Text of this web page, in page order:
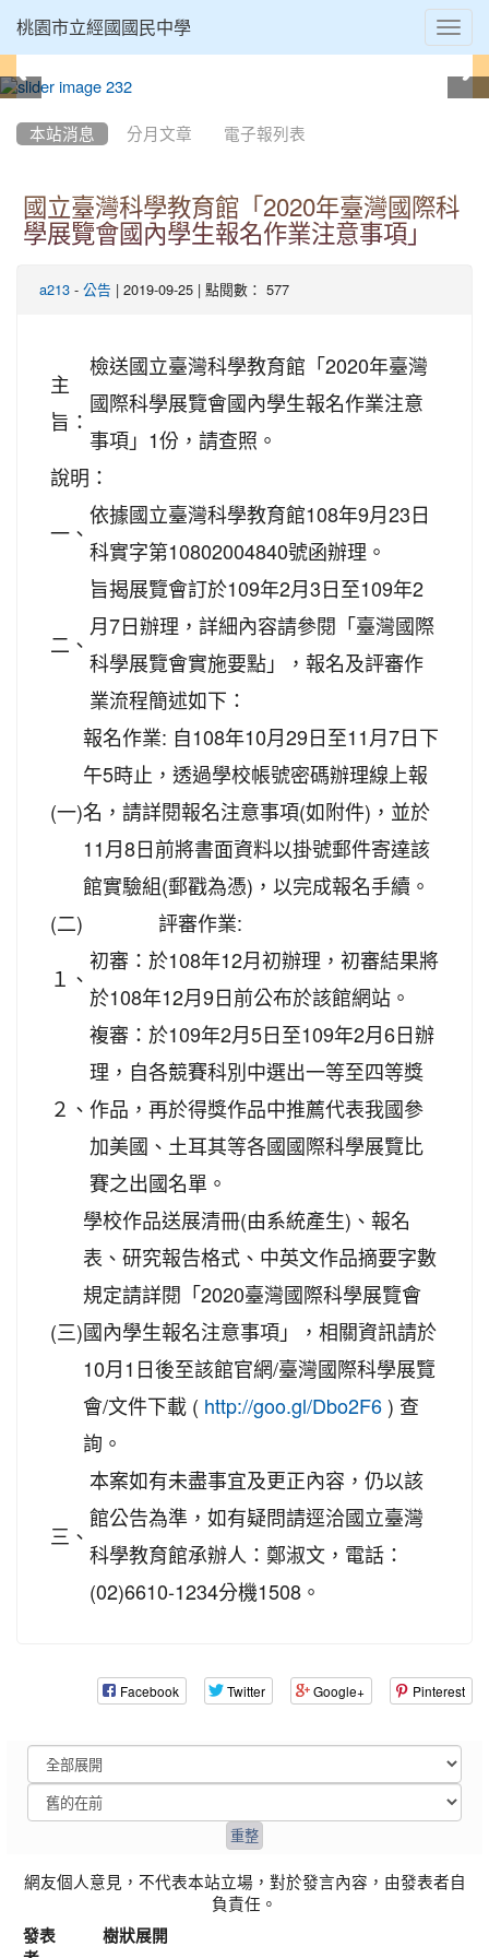
桃園市立經國國民中學
本站消息 分月文章 電子報列表
國立臺灣科學教育館「2020年臺灣國際科
學展覽會國內學生報名作業注意事項」
a213 - 公告 | 2019-09-25 | 點閱數： 577
主
旨：
檢送國立臺灣科學教育館「2020年臺灣
國際科學展覽會國內學生報名作業注意
事項」1份，請查照。
說明：
一、
依據國立臺灣科學教育館108年9月23日
科實字第10802004840號函辦理。
二、
旨揭展覽會訂於109年2月3日至109年2
月7日辦理，詳細內容請參閱「臺灣國際
科學展覽會實施要點」，報名及評審作
業流程簡述如下：
(一)
報名作業: 自108年10月29日至11月7日下
午5時止，透過學校帳號密碼辦理線上報
名，請詳閱報名注意事項(如附件)，並於
11月8日前將書面資料以掛號郵件寄達該
館實驗組(郵戳為憑)，以完成報名手續。
(二)
評審作業:
１、
初審：於108年12月初辦理，初審結果將
於108年12月9日前公布於該館網站。
２、
複審：於109年2月5日至109年2月6日辦
理，自各競賽科別中選出一等至四等獎
作品，再於得獎作品中推薦代表我國參
加美國、土耳其等各國國際科學展覽比
賽之出國名單。
(三)
學校作品送展清冊(由系統產生)、報名
表、研究報告格式、中英文作品摘要字數
規定請詳閱「2020臺灣國際科學展覽會
國內學生報名注意事項」，相關資訊請於
10月1日後至該館官網/臺灣國際科學展覽
會/文件下載 ( http://goo.gl/Dbo2F6 ) 查
詢。
三、
本案如有未盡事宜及更正內容，仍以該
館公告為準，如有疑問請逕洽國立臺灣
科學教育館承辦人：鄭淑文，電話：
(02)6610-1234分機1508。
Facebook Twitter Google+ Pinterest
網友個人意見，不代表本站立場，對於發言內容，由發表者自
負責任。
發表
樹狀展開